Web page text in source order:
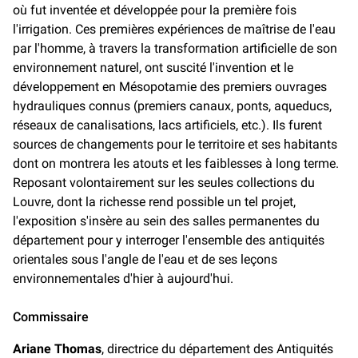
où fut inventée et développée pour la première fois
l'irrigation. Ces premières expériences de maîtrise de l'eau
par l'homme, à travers la transformation artificielle de son
environnement naturel, ont suscité l'invention et le
développement en Mésopotamie des premiers ouvrages
hydrauliques connus (premiers canaux, ponts, aqueducs,
réseaux de canalisations, lacs artificiels, etc.). Ils furent
sources de changements pour le territoire et ses habitants
dont on montrera les atouts et les faiblesses à long terme.
Reposant volontairement sur les seules collections du
Louvre, dont la richesse rend possible un tel projet,
l'exposition s'insère au sein des salles permanentes du
département pour y interroger l'ensemble des antiquités
orientales sous l'angle de l'eau et de ses leçons
environnementales d'hier à aujourd'hui.
Commissaire
Ariane Thomas, directrice du département des Antiquités